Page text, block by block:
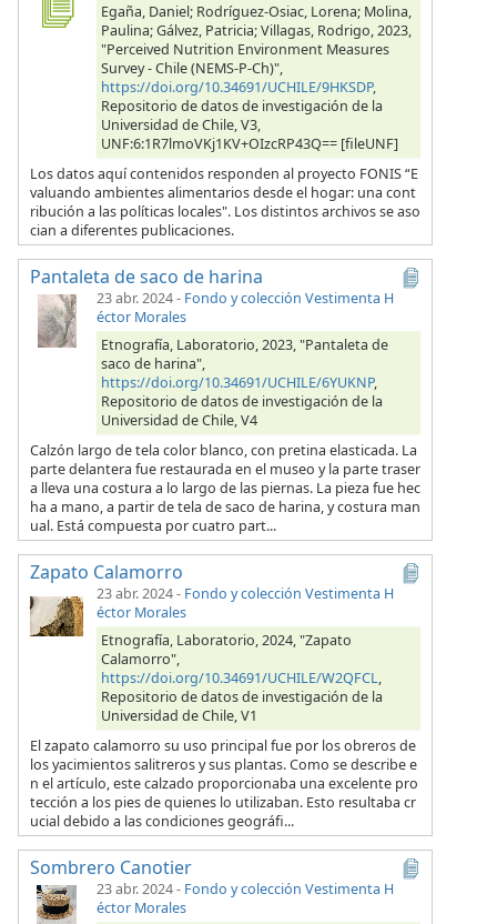
Egaña, Daniel; Rodríguez-Osiac, Lorena; Molina,
Paulina; Gálvez, Patricia; Villagas, Rodrigo, 2023,
"Perceived Nutrition Environment Measures
Survey - Chile (NEMS-P-Ch)",
https://doi.org/10.34691/UCHILE/9HKSDP,
Repositorio de datos de investigación de la
Universidad de Chile, V3,
UNF:6:1R7lmoVKj1KV+OIzcRP43Q== [fileUNF]
Los datos aquí contenidos responden al proyecto FONIS “E
valuando ambientes alimentarios desde el hogar: una cont
ribución a las políticas locales". Los distintos archivos se aso
cian a diferentes publicaciones.
Pantaleta de saco de harina
23 abr. 2024- Fondo y colección Vestimenta H
éctor Morales
Etnografía, Laboratorio, 2023, "Pantaleta de
saco de harina",
https://doi.org/10.34691/UCHILE/6YUKNP,
Repositorio de datos de investigación de la
Universidad de Chile, V4
Calzón largo de tela color blanco, con pretina elasticada. La
parte delantera fue restaurada en el museo y la parte traser
a lleva una costura a lo largo de las piernas. La pieza fue hec
ha a mano, a partir de tela de saco de harina, y costura man
ual. Está compuesta por cuatro part...
Zapato Calamorro
23 abr. 2024- Fondo y colección Vestimenta H
éctor Morales
Etnografía, Laboratorio, 2024, "Zapato
Calamorro",
https://doi.org/10.34691/UCHILE/W2QFCL,
Repositorio de datos de investigación de la
Universidad de Chile, V1
El zapato calamorro su uso principal fue por los obreros de
los yacimientos salitreros y sus plantas. Como se describe e
n el artículo, este calzado proporcionaba una excelente pro
tección a los pies de quienes lo utilizaban. Esto resultaba cr
ucial debido a las condiciones geográfi...
Sombrero Canotier
23 abr. 2024- Fondo y colección Vestimenta H
éctor Morales